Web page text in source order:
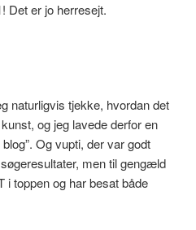
Det er jo herresejt.
naturligvis tjekke, hvordan det
og jeg lavede derfor en
Og vupti, der var godt
men til gengæld
i toppen og har besat både